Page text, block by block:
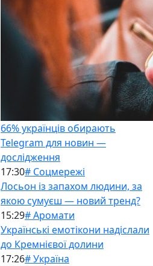
66% українців обирають
Telegram для новин —
дослідження
17:30# Соцмережі
Лосьон із запахом людини, за
якою сумуєш — новий тренд?
15:29# Аромати
Українські емотікони надіслали
до Кремнієвої долини
17:26# Україна